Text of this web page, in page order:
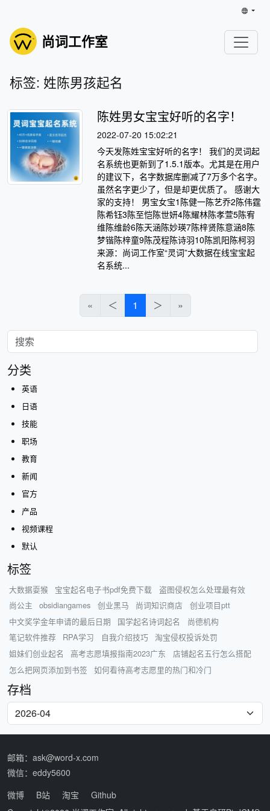
尚词工作室
标签: 姓陈男孩起名
陈姓男女宝宝好听的名字！
2022-07-20 15:02:21
今天发陈姓宝宝好听的名字！ 我们的灵词起
名系统也更新到了1.5.1版本。尤其是在用户
的建议下，名字数据库删减了7万多个名字。
虽然名字更少了，但是却更优质了。 感谢大
家的支持！ 男宝女宝1陈健一陈艺乔2陈伟霆
陈希钰3陈至恺陈世妍4陈耀林陈孝萱5陈宥
维陈维龄6陈天涵陈妙瑛7陈梓贤陈意涵8陈
梦锴陈梓童9陈茂程陈诗羽10陈凯阳陈柯羽
来源：尚词工作室“灵词”大数据在线宝宝起
名系统...
« ＜ 1 ＞ »
分类
英语
日语
技能
职场
教育
新闻
官方
产品
视频课程
默认
标签
大数据耍猴 宝宝起名电子书pdf免费下载
盗图侵权怎么处理最有效
尚公主
obsidiangames 创业黑马 尚词知识商店
创业项目ptt
中文奖学金年申请的最后日期
国学起名诗词起名
尚德机构
笔记软件推荐
RPA学习 自我介绍技巧
淘宝侵权投诉处罚
姐妹们创业起名
高考志愿填报指南2023广东
店铺起名五行怎么搭配
怎么把网页添加到书签
如何看待高考志愿里的热门和冷门
存档
邮箱：ask@word-x.com
微信：eddy5600
微博
B站 淘宝
Github